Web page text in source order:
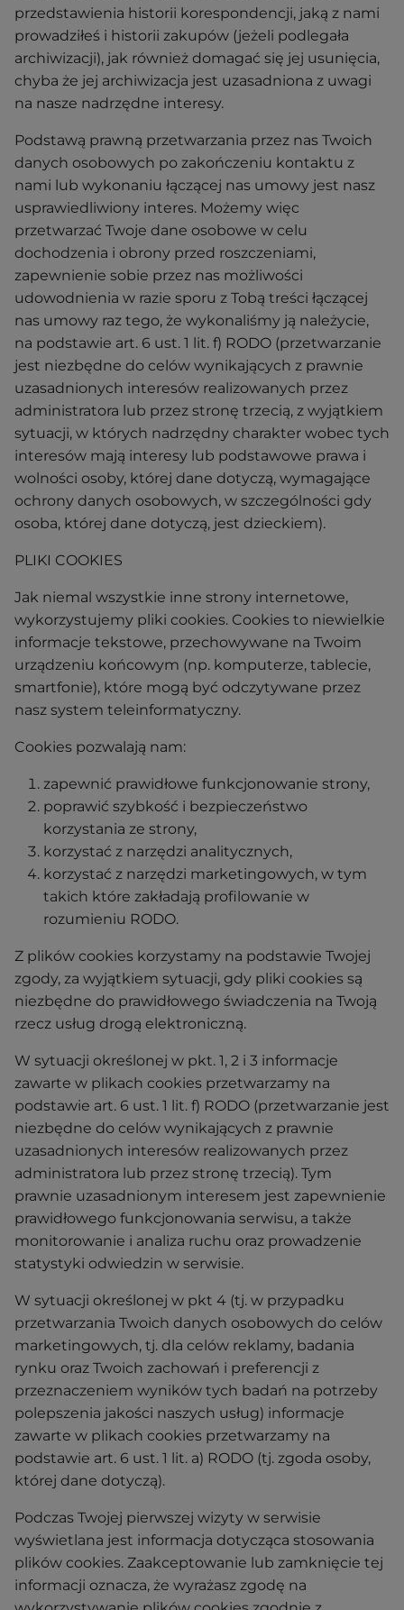
przedstawienia historii korespondencji, jaką z nami
prowadziłeś i historii zakupów (jeżeli podlegała
archiwizacji), jak również domagać się jej usunięcia,
chyba że jej archiwizacja jest uzasadniona z uwagi
na nasze nadrzędne interesy.
Podstawą prawną przetwarzania przez nas Twoich
danych osobowych po zakończeniu kontaktu z
nami lub wykonaniu łączącej nas umowy jest nasz
usprawiedliwiony interes. Możemy więc
przetwarzać Twoje dane osobowe w celu
dochodzenia i obrony przed roszczeniami,
zapewnienie sobie przez nas możliwości
udowodnienia w razie sporu z Tobą treści łączącej
nas umowy raz tego, że wykonaliśmy ją należycie,
na podstawie art. 6 ust. 1 lit. f) RODO (przetwarzanie
jest niezbędne do celów wynikających z prawnie
uzasadnionych interesów realizowanych przez
administratora lub przez stronę trzecią, z wyjątkiem
sytuacji, w których nadrzędny charakter wobec tych
interesów mają interesy lub podstawowe prawa i
wolności osoby, której dane dotyczą, wymagające
ochrony danych osobowych, w szczególności gdy
osoba, której dane dotyczą, jest dzieckiem).
PLIKI COOKIES
Jak niemal wszystkie inne strony internetowe,
wykorzystujemy pliki cookies. Cookies to niewielkie
informacje tekstowe, przechowywane na Twoim
urządzeniu końcowym (np. komputerze, tablecie,
smartfonie), które mogą być odczytywane przez
nasz system teleinformatyczny.
Cookies pozwalają nam:
zapewnić prawidłowe funkcjonowanie strony,
poprawić szybkość i bezpieczeństwo
korzystania ze strony,
korzystać z narzędzi analitycznych,
korzystać z narzędzi marketingowych, w tym
takich które zakładają profilowanie w
rozumieniu RODO.
Z plików cookies korzystamy na podstawie Twojej
zgody, za wyjątkiem sytuacji, gdy pliki cookies są
niezbędne do prawidłowego świadczenia na Twoją
rzecz usług drogą elektroniczną.
W sytuacji określonej w pkt. 1, 2 i 3 informacje
zawarte w plikach cookies przetwarzamy na
podstawie art. 6 ust. 1 lit. f) RODO (przetwarzanie jest
niezbędne do celów wynikających z prawnie
uzasadnionych interesów realizowanych przez
administratora lub przez stronę trzecią). Tym
prawnie uzasadnionym interesem jest zapewnienie
prawidłowego funkcjonowania serwisu, a także
monitorowanie i analiza ruchu oraz prowadzenie
statystyki odwiedzin w serwisie.
W sytuacji określonej w pkt 4 (tj. w przypadku
przetwarzania Twoich danych osobowych do celów
marketingowych, tj. dla celów reklamy, badania
rynku oraz Twoich zachowań i preferencji z
przeznaczeniem wyników tych badań na potrzeby
polepszenia jakości naszych usług) informacje
zawarte w plikach cookies przetwarzamy na
podstawie art. 6 ust. 1 lit. a) RODO (tj. zgoda osoby,
której dane dotyczą).
Podczas Twojej pierwszej wizyty w serwisie
wyświetlana jest informacja dotycząca stosowania
plików cookies. Zaakceptowanie lub zamknięcie tej
informacji oznacza, że wyrażasz zgodę na